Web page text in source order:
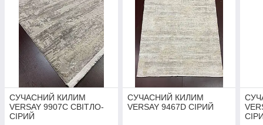
СУЧАСНИЙ КИЛИМ
VERSAY 9907С СВІТЛО-
СІРИЙ
СУЧАСНИЙ КИЛИМ
VERSAY 9467D СІРИЙ